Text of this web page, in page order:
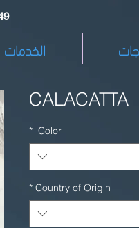
الخدمات
CALACATTA
Color
*
Country of Origin
*